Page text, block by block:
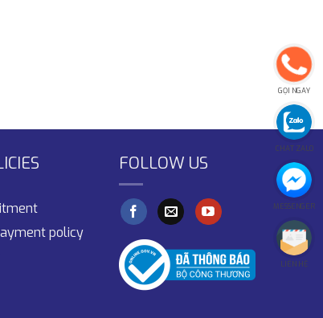
policy
FOLLOW US
GỌI NGAY
CHAT ZALO
MESSENGER
LIÊN HỆ